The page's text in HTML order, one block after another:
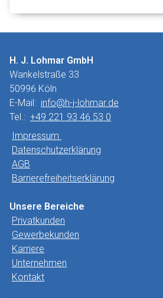
H. J. Lohmar GmbH
Wankelstraße 33
50996 Köln
E-Mail: info@h-j-lohmar.de
Tel.: +49 221 93 46 53 0
Impressum
Datenschutzerklärung
AGB
Barrierefreiheitserklärung
Unsere Bereiche
Privatkunden
Gewerbekunden
Karriere
Unternehmen
Kontakt